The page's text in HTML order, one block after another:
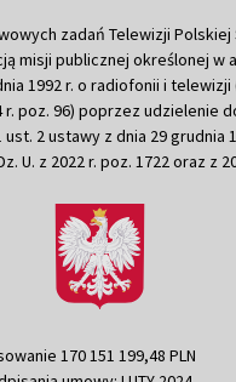
zadań Telewizji Polskiej
misji publicznej określonej w
1992 r. o radiofonii i telewizji
r. poz. 96) poprzez udzielenie
2 ustawy z dnia 29 grudnia
U. z 2022 r. poz. 1722 oraz z
170 151 199,48 PLN